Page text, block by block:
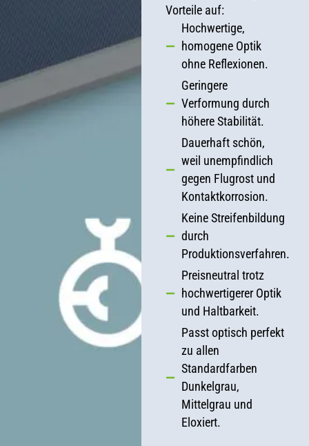
Vorteile auf:
Hochwertige,
homogene Optik
ohne Reflexionen.
Geringere
Verformung durch
höhere Stabilität.
Dauerhaft schön,
weil unempfindlich
gegen Flugrost und
Kontaktkorrosion.
Keine Streifenbildung
durch
Produktionsverfahren.
Preisneutral trotz
hochwertigerer Optik
und Haltbarkeit.
Passt optisch perfekt
zu allen
Standardfarben
Dunkelgrau,
Mittelgrau und
Eloxiert.